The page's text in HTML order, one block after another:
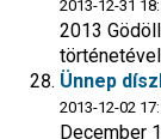
2013-12-31
2013
Ünnep
2013-12-02
December